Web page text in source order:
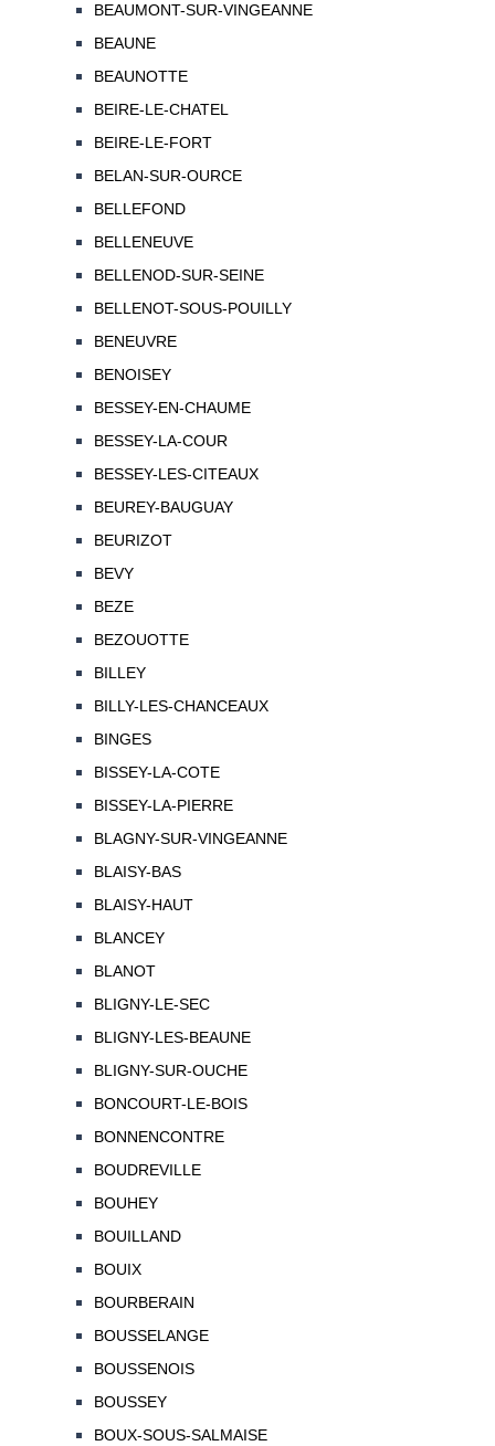
BEAUMONT-SUR-VINGEANNE
BEAUNE
BEAUNOTTE
BEIRE-LE-CHATEL
BEIRE-LE-FORT
BELAN-SUR-OURCE
BELLEFOND
BELLENEUVE
BELLENOD-SUR-SEINE
BELLENOT-SOUS-POUILLY
BENEUVRE
BENOISEY
BESSEY-EN-CHAUME
BESSEY-LA-COUR
BESSEY-LES-CITEAUX
BEUREY-BAUGUAY
BEURIZOT
BEVY
BEZE
BEZOUOTTE
BILLEY
BILLY-LES-CHANCEAUX
BINGES
BISSEY-LA-COTE
BISSEY-LA-PIERRE
BLAGNY-SUR-VINGEANNE
BLAISY-BAS
BLAISY-HAUT
BLANCEY
BLANOT
BLIGNY-LE-SEC
BLIGNY-LES-BEAUNE
BLIGNY-SUR-OUCHE
BONCOURT-LE-BOIS
BONNENCONTRE
BOUDREVILLE
BOUHEY
BOUILLAND
BOUIX
BOURBERAIN
BOUSSELANGE
BOUSSENOIS
BOUSSEY
BOUX-SOUS-SALMAISE